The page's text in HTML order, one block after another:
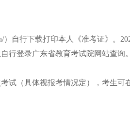
自行下载打印本人《准考证》。
行登录广东省教育考试院网站查询
试（具体视报考情况定），考生可